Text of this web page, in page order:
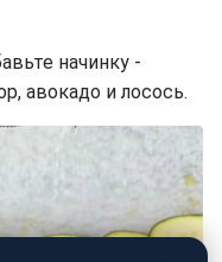
начинку -
авокадо и лосось.